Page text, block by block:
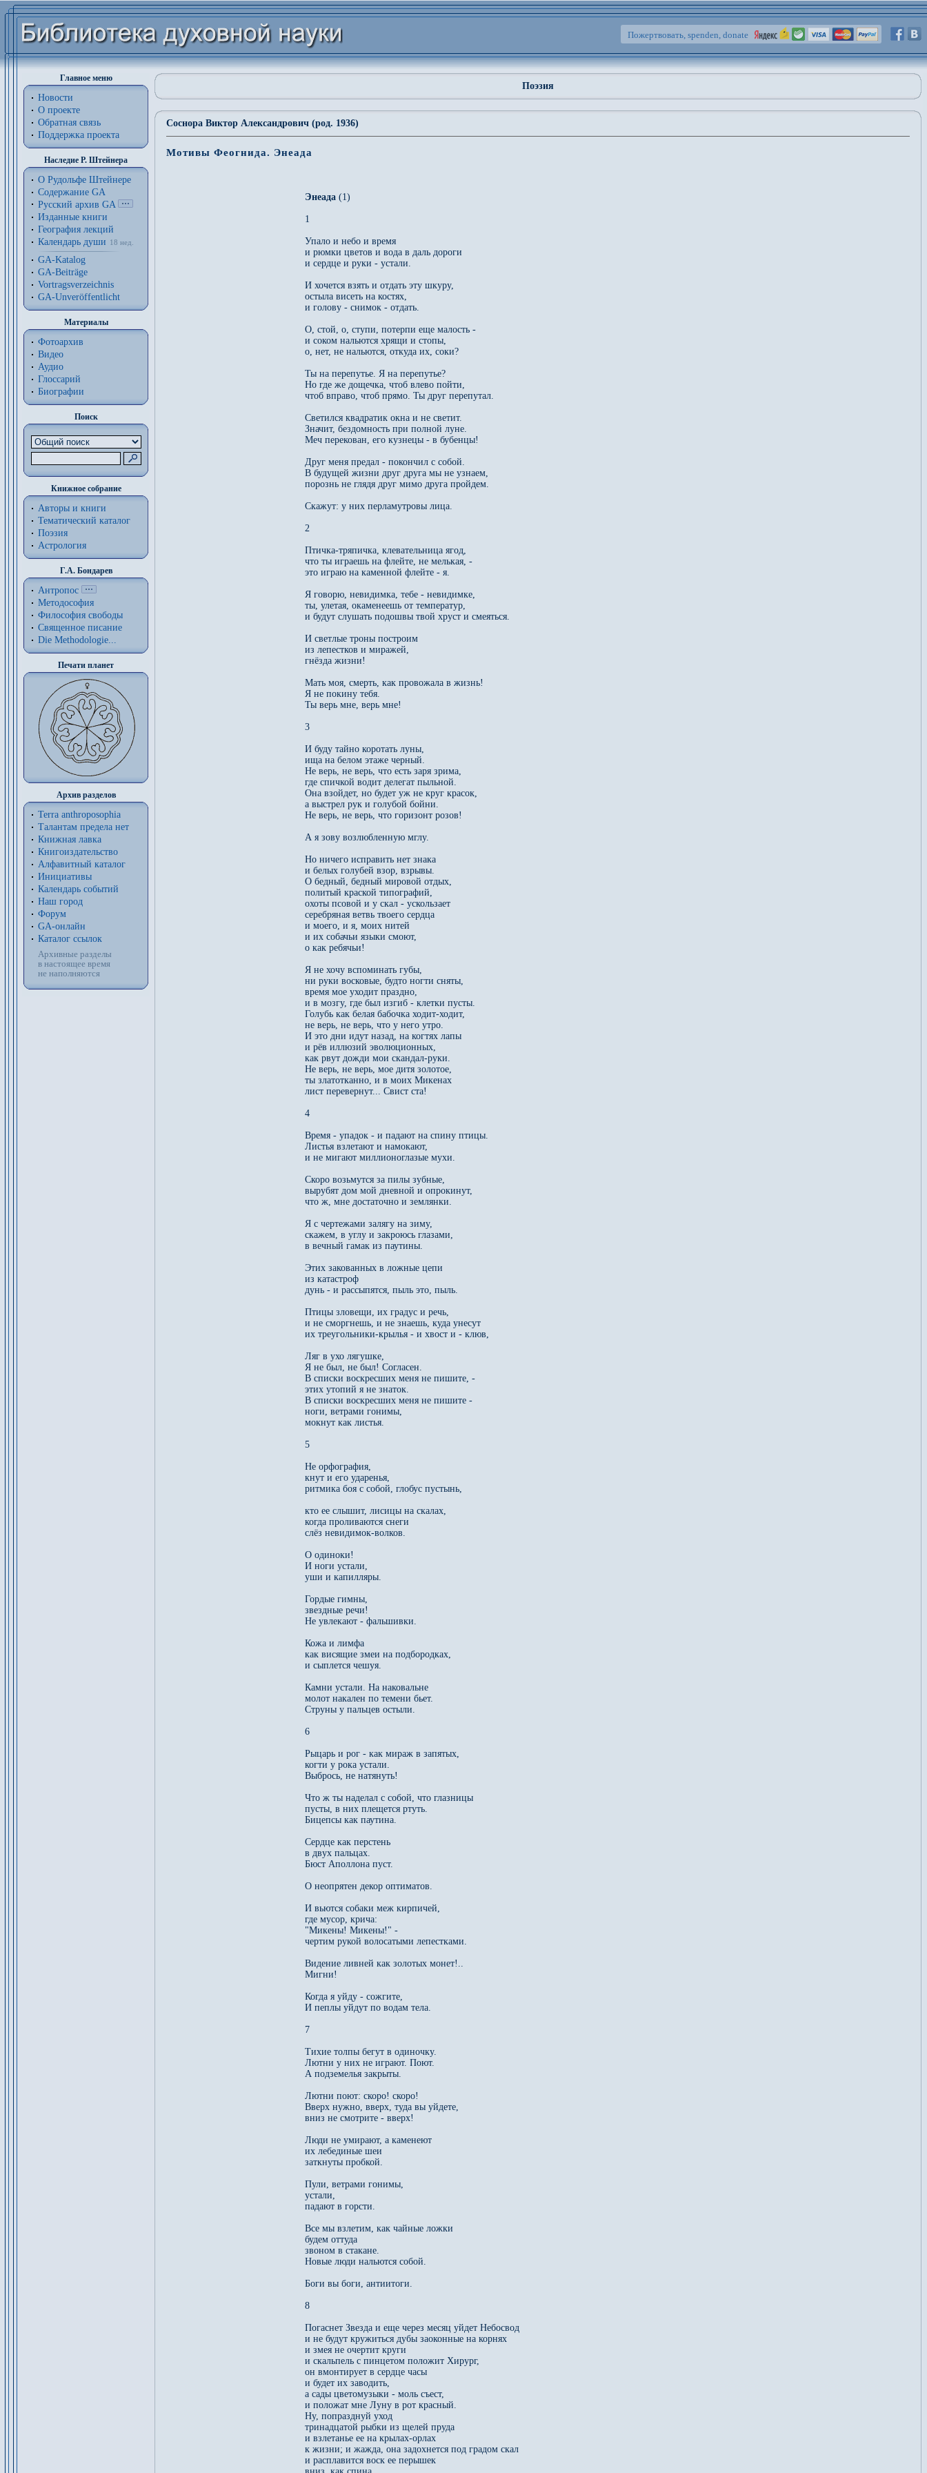
Пожертвовать, spenden, donate
Главное меню
Новости
О проекте
Обратная связь
Поддержка проекта
Наследие Р. Штейнера
О Рудольфе Штейнере
Содержание GA
Русский архив GA
Изданные книги
География лекций
Календарь души
18 нед.
GA-Katalog
GA-Beiträge
Vortragsverzeichnis
GA-Unveröffentlicht
Материалы
Фотоархив
Видео
Аудио
Глоссарий
Биографии
Поиск
Книжное собрание
Авторы и книги
Тематический каталог
Поэзия
Астрология
Г.А. Бондарев
Антропос
Методософия
Философия cвободы
Священное писание
Die Methodologie...
Печати планет
Архив разделов
Terra anthroposophia
Талантам предела нет
Книжная лавка
Книгоиздательство
Алфавитный каталог
Инициативы
Календарь событий
Наш город
Форум
GA-онлайн
Каталог ссылок
Архивные разделы
в настоящее время
не наполняются
Поэзия
Соснора Виктор Александрович (род. 1936)
Мотивы Феогнида. Энеада
Энеада (1)
1
Упало и небо и время
и рюмки цветов и вода в даль дороги
и сердце и руки - устали.
И хочется взять и отдать эту шкуру,
остыла висеть на костях,
и голову - снимок - отдать.
О, стой, о, ступи, потерпи еще малость -
и соком нальются хрящи и стопы,
о, нет, не нальются, откуда их, соки?
Ты на перепутье. Я на перепутье?
Но где же дощечка, чтоб влево пойти,
чтоб вправо, чтоб прямо. Ты друг перепутал.
Светился квадратик окна и не светит.
Значит, бездомность при полной луне.
Меч перекован, его кузнецы - в бубенцы!
Друг меня предал - покончил с собой.
В будущей жизни друг друга мы не узнаем,
порознь не глядя друг мимо друга пройдем.
Скажут: у них перламутровы лица.
2
Птичка-тряпичка, клевательница ягод,
что ты играешь на флейте, не мелькая, -
это играю на каменной флейте - я.
Я говорю, невидимка, тебе - невидимке,
ты, улетая, окаменеешь от температур,
и будут слушать подошвы твой хруст и смеяться.
И светлые троны построим
из лепестков и миражей,
гнёзда жизни!
Мать моя, смерть, как провожала в жизнь!
Я не покину тебя.
Ты верь мне, верь мне!
3
И буду тайно коротать луны,
ища на белом этаже черный.
Не верь, не верь, что есть заря зрима,
где спичкой водит делегат пыльной.
Она взойдет, но будет уж не круг красок,
а выстрел рук и голубой бойни.
Не верь, не верь, что горизонт розов!
А я зову возлюбленную мглу.
Но ничего исправить нет знака
и белых голубей взор, взрывы.
О бедный, бедный мировой отдых,
политый краской типографий,
охоты псовой и у скал - ускользает
серебряная ветвь твоего сердца
и моего, и я, моих нитей
и их собачьи языки смоют,
о как ребячьи!
Я не хочу вспоминать губы,
ни руки восковые, будто ногти сняты,
время мое уходит праздно,
и в мозгу, где был изгиб - клетки пусты.
Голубь как белая бабочка ходит-ходит,
не верь, не верь, что у него утро.
И это дни идут назад, на когтях лапы
и рёв иллюзий эволюционных,
как рвут дожди мои скандал-руки.
Не верь, не верь, мое дитя золотое,
ты златотканно, и в моих Микенах
лист перевернут... Свист ста!
4
Время - упадок - и падают на спину птицы.
Листья взлетают и намокают,
и не мигают миллионоглазые мухи.
Скоро возьмутся за пилы зубные,
вырубят дом мой дневной и опрокинут,
что ж, мне достаточно и землянки.
Я с чертежами залягу на зиму,
скажем, в углу и закроюсь глазами,
в вечный гамак из паутины.
Этих закованных в ложные цепи
из катастроф
дунь - и рассыпятся, пыль это, пыль.
Птицы зловещи, их градус и речь,
и не сморгнешь, и не знаешь, куда унесут
их треугольники-крылья - и хвост и - клюв,
Ляг в ухо лягушке,
Я не был, не был! Согласен.
В списки воскресших меня не пишите, -
этих утопий я не знаток.
В списки воскресших меня не пишите -
ноги, ветрами гонимы,
мокнут как листья.
5
Не орфография,
кнут и его ударенья,
ритмика боя с собой, глобус пустынь,
кто ее слышит, лисицы на скалах,
когда проливаются снеги
слёз невидимок-волков.
О одиноки!
И ноги устали,
уши и капилляры.
Гордые гимны,
звездные речи!
Не увлекают - фальшивки.
Кожа и лимфа
как висящие змеи на подбородках,
и сыплется чешуя.
Камни устали. На наковальне
молот накален по темени бьет.
Струны у пальцев остыли.
6
Рыцарь и рог - как мираж в запятых,
когти у рока устали.
Выбрось, не натянуть!
Что ж ты наделал с собой, что глазницы
пусты, в них плещется ртуть.
Бицепсы как паутина.
Сердце как перстень
в двух пальцах.
Бюст Аполлона пуст.
О неопрятен декор оптиматов.
И вьются собаки меж кирпичей,
где мусор, крича:
"Микены! Микены!" -
чертим рукой волосатыми лепестками.
Видение ливней как золотых монет!..
Мигни!
Когда я уйду - сожгите,
И пеплы уйдут по водам тела.
7
Тихие толпы бегут в одиночку.
Лютни у них не играют. Поют.
А подземелья закрыты.
Лютни поют: скоро! скоро!
Вверх нужно, вверх, туда вы уйдете,
вниз не смотрите - вверх!
Люди не умирают, а каменеют
их лебединые шеи
заткнуты пробкой.
Пули, ветрами гонимы,
устали,
падают в горсти.
Все мы взлетим, как чайные ложки
будем оттуда
звоном в стакане.
Новые люди нальются собой.
Боги вы боги, антиитоги.
8
Погаснет Звезда и еще через месяц уйдет Небосвод
и не будут кружиться дубы заоконные на корнях
и змея не очертит круги
и скальпель с пинцетом положит Хирург,
он вмонтирует в сердце часы
и будет их заводить,
а сады цветомузыки - моль съест,
и положат мне Луну в рот красный.
Ну, попразднуй уход
тринадцатой рыбки из щелей пруда
и взлетанье ее на крылах-орлах
к жизни; и жажда, она задохнется под градом скал
и расплавится воск ее перышек